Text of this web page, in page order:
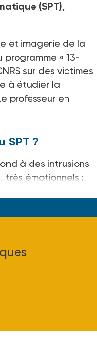
(SPT),
et imagerie de la
programme « 13-
sur des victimes
à étudier la
professeur en
SPT ?
à des intrusions
très émotionnels :